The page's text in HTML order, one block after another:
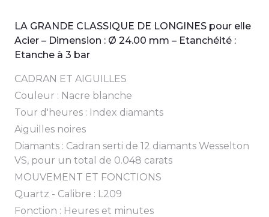
LA GRANDE CLASSIQUE DE LONGINES pour elle
Acier – Dimension : Ø 24.00 mm – Etanchéité :
Etanche à 3 bar
CADRAN ET AIGUILLES
Couleur : Nacre blanche
Tour d'heures : Index diamants
Aiguilles noires
Diamants : Cadran serti de 12 diamants Wesselton
VS, pour un total de 0.048 carats
MOUVEMENT ET FONCTIONS
Quartz - Calibre : L209
Fonction : Heures et minutes